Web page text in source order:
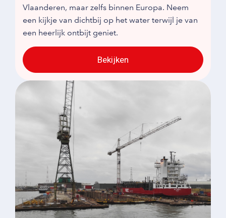
Vlaanderen, maar zelfs binnen Europa. Neem
een kijkje van dichtbij op het water terwijl je van
een heerlijk ontbijt geniet.
Bekijken